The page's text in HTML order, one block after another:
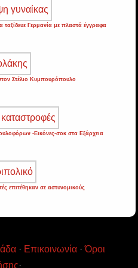
Γερμανία με πλαστά έγγραφα
Στέλιο Κυμπουρόπουλο
-Εικόνες-σοκ στα Εξάρχεια
επιτέθηκαν σε αστυνομικούς
· Επικοινωνία ·Όροι
·